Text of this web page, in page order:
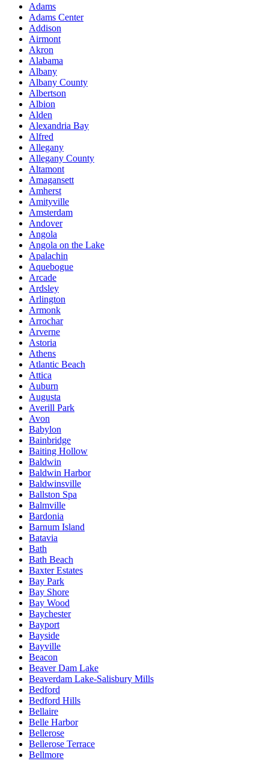
Adams
Adams Center
Addison
Airmont
Akron
Alabama
Albany
Albany County
Albertson
Albion
Alden
Alexandria Bay
Alfred
Allegany
Allegany County
Altamont
Amagansett
Amherst
Amityville
Amsterdam
Andover
Angola
Angola on the Lake
Apalachin
Aquebogue
Arcade
Ardsley
Arlington
Armonk
Arrochar
Arverne
Astoria
Athens
Atlantic Beach
Attica
Auburn
Augusta
Averill Park
Avon
Babylon
Bainbridge
Baiting Hollow
Baldwin
Baldwin Harbor
Baldwinsville
Ballston Spa
Balmville
Bardonia
Barnum Island
Batavia
Bath
Bath Beach
Baxter Estates
Bay Park
Bay Shore
Bay Wood
Baychester
Bayport
Bayside
Bayville
Beacon
Beaver Dam Lake
Beaverdam Lake-Salisbury Mills
Bedford
Bedford Hills
Bellaire
Belle Harbor
Bellerose
Bellerose Terrace
Bellmore